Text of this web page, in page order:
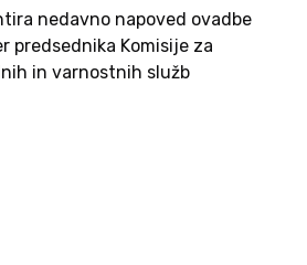
nedavno napoved ovadbe
predsednika Komisije za
in varnostnih služb
napad na Tonina označuje
in neutemeljenega.